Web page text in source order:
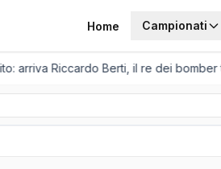
Home Campionati
arriva Riccardo Berti, il re dei bomber